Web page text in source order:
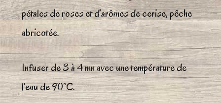
pétales de roses et d’arômes de cerise, pêche
abricotée.
Infuser de 3 à 4 mn avec une température de
l’eau de 90°C.